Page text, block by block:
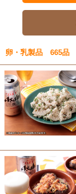
卵・乳製品 665品